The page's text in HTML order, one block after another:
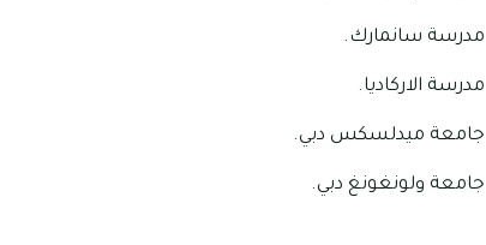
مدرسة سانمارك.
مدرسة الاركاديا.
جامعة ميدلسكس دبي.
جامعة ولونغونغ دبي.